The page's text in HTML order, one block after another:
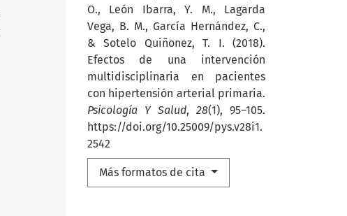
O., León Ibarra, Y. M., Lagarda
Vega, B. M., García Hernández, C.,
& Sotelo Quiñonez, T. I. (2018).
Efectos de una intervención
multidisciplinaria en pacientes
con hipertensión arterial primaria.
Psicología Y Salud, 28(1), 95–105.
https://doi.org/10.25009/pys.v28i1.
2542
Más formatos de cita